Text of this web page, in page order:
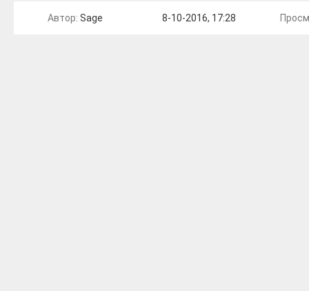
Автор:Sage 8-10-2016, 17:28